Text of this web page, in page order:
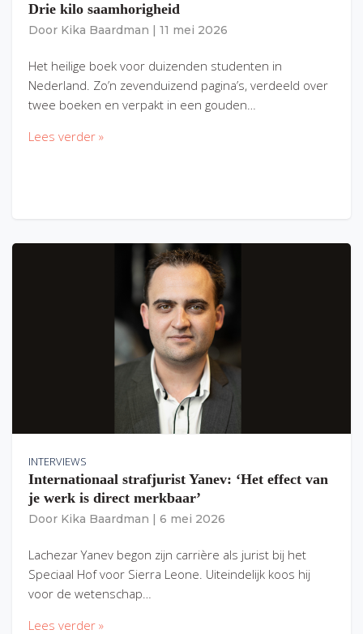
Drie kilo saamhorigheid
Door Kika Baardman 11 mei 2026
Het heilige boek voor duizenden studenten in
Nederland. Zo’n zevenduizend pagina’s, verdeeld over
twee boeken en verpakt in een gouden…
Lees verder »
INTERVIEWS
Internationaal strafjurist Yanev: ‘Het effect van
je werk is direct merkbaar’
Door Kika Baardman 6 mei 2026
Lachezar Yanev begon zijn carrière als jurist bij het
Speciaal Hof voor Sierra Leone. Uiteindelijk koos hij
voor de wetenschap…
Lees verder »